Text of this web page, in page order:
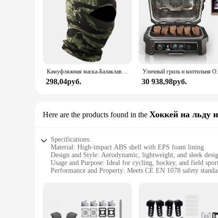
Камуфляжная маска-Балаклава на шлем, маска на все лицо для езды на велосипеде, занятий спортом на открытом воздухе, охоты, пешего туризма, лыжного спорта, мотоцикла
298,04руб.
Уличный гриль и
30 938,98руб.
Here are the products found in the Хоккей на льду
Specifications:
Material: High-impact ABS shell with EPS foam lining
Design and Style: Aerodynamic, lightweight, and sleek
Usage and Purpose: Ideal for cycling, hockey, and field
Performance and Property: Meets CE EN 1078 safety
**Unmatched Safety and Comfort**